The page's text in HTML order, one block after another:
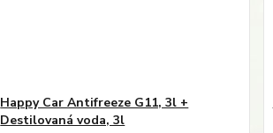
Happy Car Antifreeze G11, 3l +
Destilovaná voda, 3l